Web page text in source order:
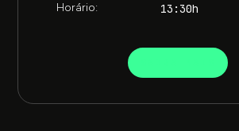
Horário: 13:30h